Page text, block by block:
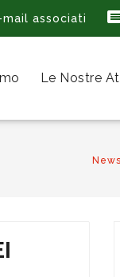
mail associati
Le Nostre
News